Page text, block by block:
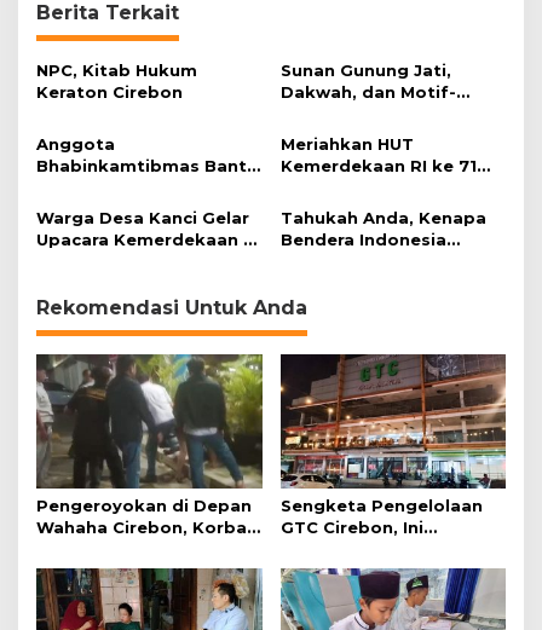
Berita Terkait
NPC, Kitab Hukum
Keraton Cirebon
Sunan Gunung Jati,
Dakwah, dan Motif-
(1)
Anggota
Bhabinkamtibmas Bantu
Ke-72 Kemerdekaan RI
Meriahkan HUT
Kemerdekaan RI ke 71
Massal
Warga Desa Kanci Gelar
Upacara Kemerdekaan RI
Tahukah Anda, Kenapa
Bendera Indonesia
Rekomendasi Untuk Anda
Pengeroyokan di Depan
Wahaha Cirebon, Korban
Polisi
Sengketa Pengelolaan
GTC Cirebon, Ini
Simanjuntak